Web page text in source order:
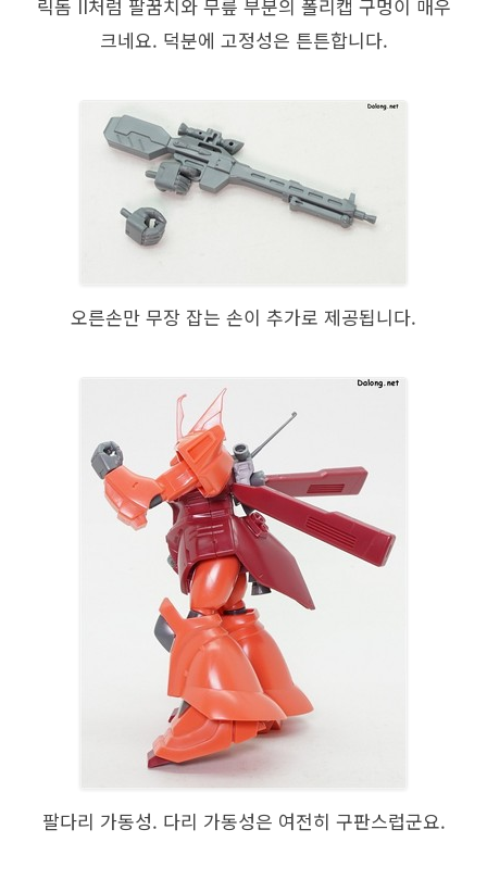
릭돔 II처럼 팔꿈치와 무릎 부분의 폴리캡 구멍이 매우
크네요. 덕분에 고정성은 튼튼합니다.
오른손만 무장 잡는 손이 추가로 제공됩니다.
팔다리 가동성. 다리 가동성은 여전히 구판스럽군요.